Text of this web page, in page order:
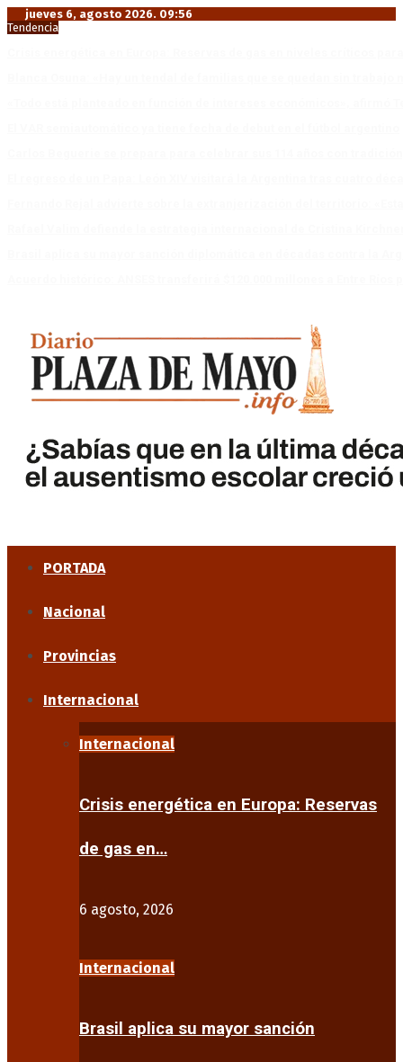
jueves 6, agosto 2026. 09:56
Tendencia
PORTADA
Nacional
Provincias
Internacional
Internacional
Crisis energética en Europa: Reservas
de gas en…
6 agosto, 2026
Internacional
Brasil aplica su mayor sanción